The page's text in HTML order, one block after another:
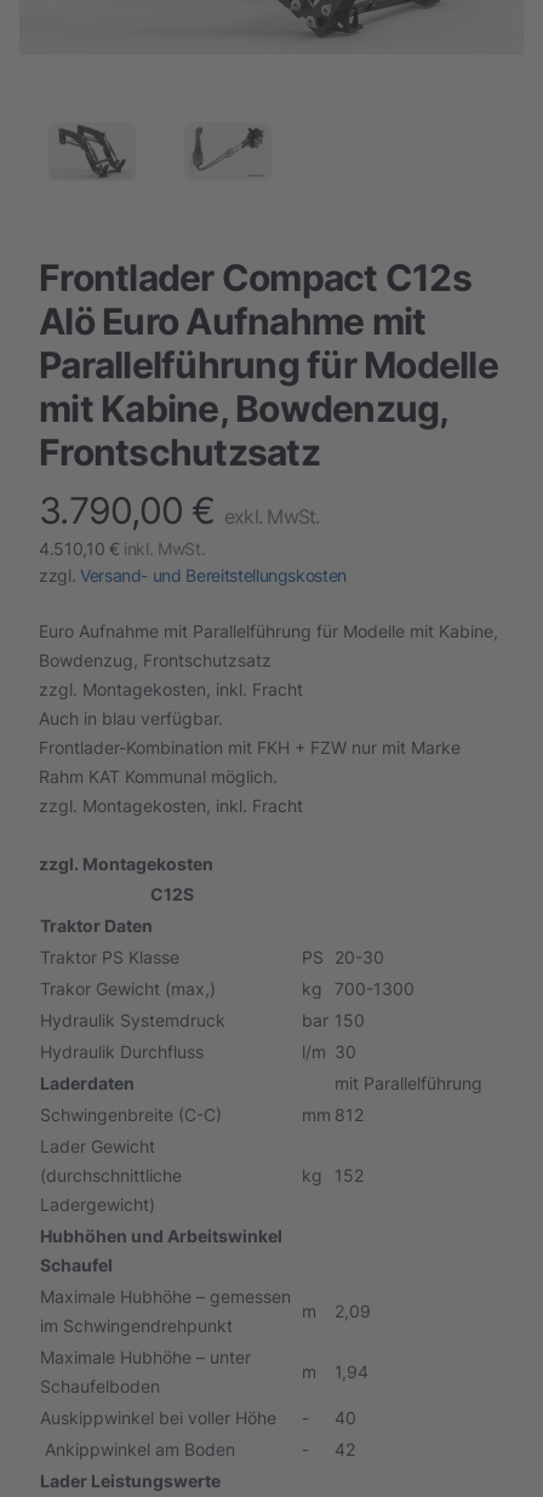
Frontlader Compact C12s
Alö Euro Aufnahme mit
Parallelführung für Modelle
mit Kabine, Bowdenzug,
Frontschutzsatz
finalProduct information
3.790,00 € exkl. MwSt.
4.510,10 € inkl. MwSt.
zzgl. Versand- und Bereitstellungskosten
Euro Aufnahme mit Parallelführung für Modelle mit Kabine,
Bowdenzug, Frontschutzsatz
zzgl. Montagekosten, inkl. Fracht
Auch in blau verfügbar.
Frontlader-Kombination mit FKH + FZW nur mit Marke
Rahm KAT Kommunal möglich.
zzgl. Montagekosten, inkl. Fracht
zzgl. Montagekosten
C12S
Traktor Daten
Traktor PS Klasse
PS
20-30
Trakor Gewicht (max,)
kg
700-1300
Hydraulik Systemdruck
bar 150
Hydraulik Durchfluss
l/m 30
Laderdaten
mit Parallelführung
Schwingenbreite (C-C)
mm 812
Lader Gewicht
(durchschnittliche
Ladergewicht)
kg 152
Hubhöhen und Arbeitswinkel
Schaufel
Maximale Hubhöhe – gemessen
im Schwingendrehpunkt
m 2,09
Maximale Hubhöhe – unter
Schaufelboden
m 1,94
Auskippwinkel bei voller Höhe -
40
Ankippwinkel am Boden
-
42
Lader Leistungswerte